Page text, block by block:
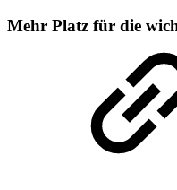
Mehr Platz für die